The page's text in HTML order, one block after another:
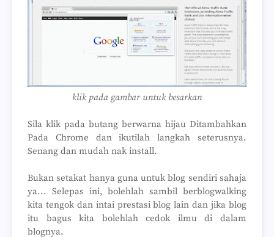
klik pada gambar untuk besarkan
Sila klik pada butang berwarna hijau Ditambahkan
Pada Chrome dan ikutilah langkah seterusnya.
Senang dan mudah nak install.
Bukan setakat hanya guna untuk blog sendiri sahaja
ya... Selepas ini, bolehlah sambil berblogwalking
kita tengok dan intai prestasi blog lain dan jika blog
itu bagus kita bolehlah cedok ilmu di dalam
blognya.